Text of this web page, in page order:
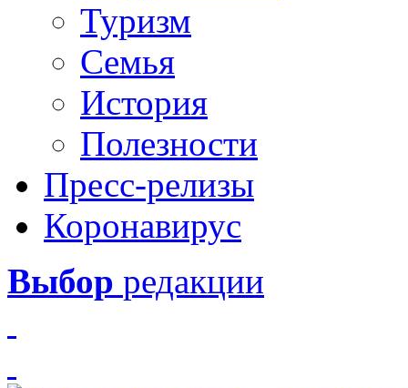
Туризм
Семья
История
Полезности
Пресс-релизы
Коронавирус
Выбор редакции